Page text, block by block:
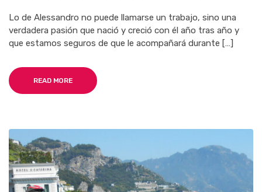
Lo de Alessandro no puede llamarse un trabajo, sino una
verdadera pasión que nació y creció con él año tras año y
que estamos seguros de que le acompañará durante […]
READ MORE